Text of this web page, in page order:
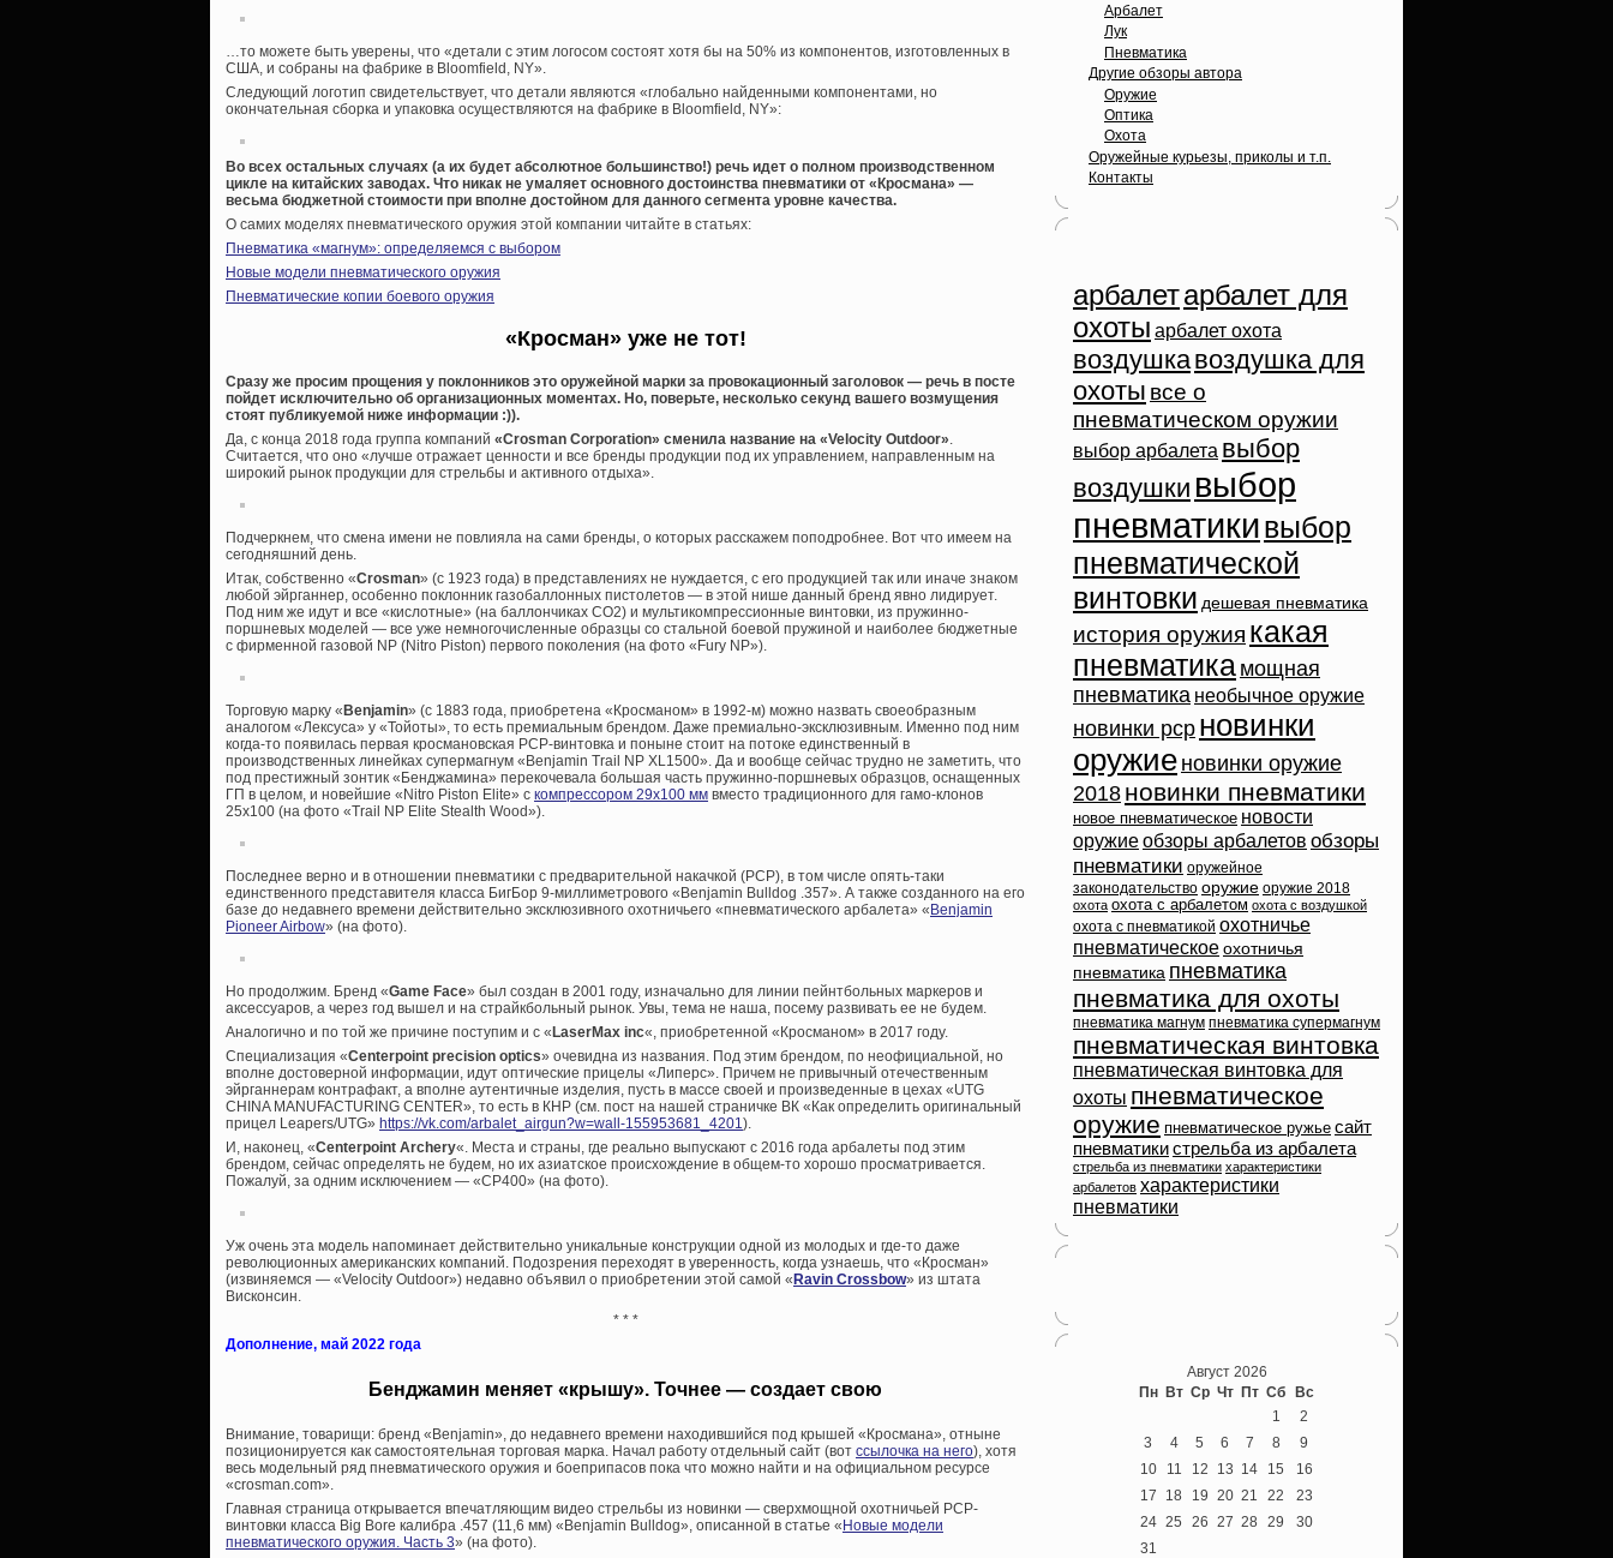
…то можете быть уверены, что «детали с этим логосом состоят хотя бы на 50% из компонентов, изготовленных в
США, и собраны на фабрике в Bloomfield, NY».
Следующий логотип свидетельствует, что детали являются «глобально найденными компонентами, но
окончательная сборка и упаковка осуществляются на фабрике в Bloomfield, NY»:
Во всех остальных случаях (а их будет абсолютное большинство!) речь идет о полном производственном
цикле на китайских заводах. Что никак не умаляет основного достоинства пневматики от «Кросмана» —
весьма бюджетной стоимости при вполне достойном для данного сегмента уровне качества.
О самих моделях пневматического оружия этой компании читайте в статьях:
Пневматика «магнум»: определяемся с выбором
Новые модели пневматического оружия
Пневматические копии боевого оружия
«Кросман» уже не тот!
Сразу же просим прощения у поклонников это оружейной марки за провокационный заголовок — речь в посте
пойдет исключительно об организационных моментах. Но, поверьте, несколько секунд вашего возмущения
стоят публикуемой ниже информации :)).
Да, с конца 2018 года группа компаний «Crosman Corporation» сменила название на «Velocity Outdoor».
Считается, что оно «лучше отражает ценности и все бренды продукции под их управлением, направленным на
широкий рынок продукции для стрельбы и активного отдыха».
Подчеркнем, что смена имени не повлияла на сами бренды, о которых расскажем поподробнее. Вот что имеем на
сегодняшний день.
Итак, собственно «Crosman» (с 1923 года) в представлениях не нуждается, с его продукцией так или иначе знаком
любой эйрганнер, особенно поклонник газобаллонных пистолетов — в этой нише данный бренд явно лидирует.
Под ним же идут и все «кислотные» (на баллончиках СО2) и мультикомпрессионные винтовки, из пружинно-
поршневых моделей — все уже немногочисленные образцы со стальной боевой пружиной и наиболее бюджетные
с фирменной газовой NP (Nitro Piston) первого поколения (на фото «Fury NP»).
Торговую марку « Benjamin» (с 1883 года, приобретена «Кросманом» в 1992-м) можно назвать своеобразным
аналогом «Лексуса» у «Тойоты», то есть премиальным брендом. Даже премиально-эксклюзивным. Именно под ним
когда-то появилась первая кросмановская PCP-винтовка и поныне стоит на потоке единственный в
производственных линейках супермагнум «Benjamin Trail NP XL1500». Да и вообще сейчас трудно не заметить, что
под престижный зонтик «Бенджамина» перекочевала большая часть пружинно-поршневых образцов, оснащенных
ГП в целом, и новейшие «Nitro Piston Elite» с компрессором 29х100 мм вместо традиционного для гамо-клонов
25х100 (на фото «Trail NP Elite Stealth Wood»).
Последнее верно и в отношении пневматики с предварительной накачкой (PCP), в том числе опять-таки
единственного представителя класса БигБор 9-миллиметрового «Benjamin Bulldog .357». А также созданного на его
базе до недавнего времени действительно эксклюзивного охотничьего «пневматического арбалета» « Benjamin
Pioneer Airbow» (на фото).
Но продолжим. Бренд «Game Face» был создан в 2001 году, изначально для линии пейнтбольных маркеров и
аксессуаров, а через год вышел и на страйкбольный рынок. Увы, тема не наша, посему развивать ее не будем.
Аналогично и по той же причине поступим и с « LaserMax inc«, приобретенной «Кросманом» в 2017 году.
Специализация «Centerpoint precision optics» очевидна из названия. Под этим брендом, по неофициальной, но
вполне достоверной информации, идут оптические прицелы «Липерс». Причем не привычный отечественным
эйрганнерам контрафакт, а вполне аутентичные изделия, пусть в массе своей и произведенные в цехах «UTG
CHINA MANUFACTURING CENTER», то есть в КНР (см. пост на нашей страничке ВК «Как определить оригинальный
прицел Leapers/UTG» https://vk.com/arbalet_airgun?w=wall-155953681_4201).
И, наконец, «Centerpoint Archery«. Места и страны, где реально выпускают с 2016 года арбалеты под этим
брендом, сейчас определять не будем, но их азиатское происхождение в общем-то хорошо просматривается.
Пожалуй, за одним исключением — «CP400» (на фото).
Уж очень эта модель напоминает действительно уникальные конструкции одной из молодых и где-то даже
революционных американских компаний. Подозрения переходят в уверенность, когда узнаешь, что «Кросман»
(извиняемся — «Velocity Outdoor») недавно объявил о приобретении этой самой « Ravin Crossbow» из штата
Висконсин.
* * *
Дополнение, май 2022 года
Бенджамин меняет «крышу». Точнее — создает свою
Внимание, товарищи: бренд «Benjamin», до недавнего времени находившийся под крышей «Кросмана», отныне
позиционируется как самостоятельная торговая марка. Начал работу отдельный сайт (вот ссылочка на него), хотя
весь модельный ряд пневматического оружия и боеприпасов пока что можно найти и на официальном ресурсе
«crosman.com».
Главная страница открывается впечатляющим видео стрельбы из новинки — сверхмощной охотничьей PCP-
винтовки класса Big Bore калибра .457 (11,6 мм) «Benjamin Bulldog», описанной в статье «Новые модели
пневматического оружия. Часть 3» (на фото).
Арбалет
Лук
Пневматика
Другие обзоры автора
Оружие
Оптика
Охота
Оружейные курьезы, приколы и т.п.
Контакты
арбалетарбалет для
охоты арбалет охота
воздушкавоздушка для
охоты все о
пневматическом оружии
выбор арбалета выбор
воздушки выбор
пневматикивыбор
пневматической
винтовки дешевая пневматика
история оружия какая
пневматика мощная
пневматика необычное оружие
новинки pcp новинки
оружие новинки оружие
2018 новинки пневматики
новое пневматическое новости
оружиеобзоры арбалетов обзоры
пневматики оружейное
законодательство оружие оружие 2018
охота охота с арбалетом охота с воздушкой
охота с пневматикой охотничье
пневматическое охотничья
пневматика пневматика
пневматика для охоты
пневматика магнум пневматика супермагнум
пневматическая винтовка
пневматическая винтовка для
охоты пневматическое
оружие пневматическое ружье сайт
пневматикистрельба из арбалета
стрельба из пневматики характеристики
арбалетов характеристики
пневматики
Август 2026
Пн Вт Ср Чт Пт Сб Вс
1
2
3
4 5 6 7 8
9
10
11 12 13 14 15
16
17
18 19 20 21 22
23
24 25 26 27 28 29
30
31